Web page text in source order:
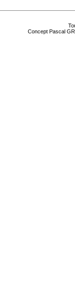
Concept Pascal